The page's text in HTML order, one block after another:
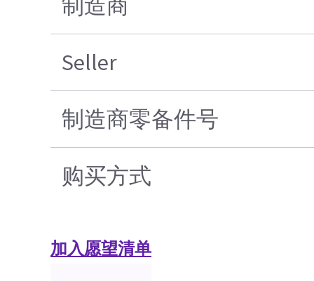
制造商
Seller
制造商零备件号
购买方式
加入愿望清单